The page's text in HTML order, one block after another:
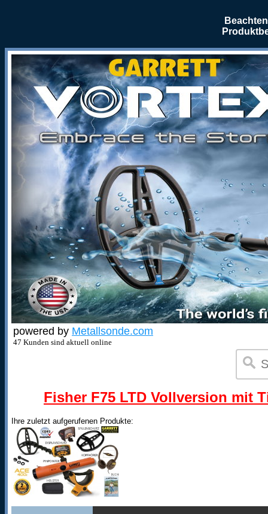
powered by Metallsonde.com
47 Kunden sind aktuell online
Fisher F75 LTD Vollversion mit
Ihre zuletzt aufgerufenen Produkte: